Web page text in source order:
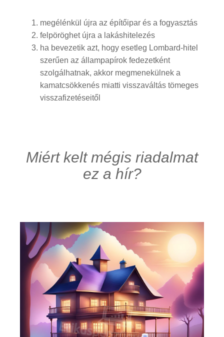
megélénkül újra az építőipar és a fogyasztás
felpöröghet újra a lakáshitelezés
ha bevezetik azt, hogy esetleg Lombard-hitel
szerűen az állampapírok fedezetként
szolgálhatnak, akkor megmenekülnek a
kamatcsökkenés miatti visszaváltás tömeges
visszafizetéseitől
Miért kelt mégis riadalmat
ez a hír?